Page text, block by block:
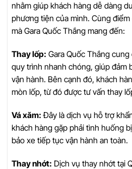
nhằm giúp khách hàng dễ dàng
phương tiện của mình. Cùng
mà Gara Quốc Thắng mang đến:
Thay lốp: Gara Quốc Thắng
quy trình nhanh chóng, giúp đảm
vận hành. Bên cạnh đó, khách
mòn lốp, từ đó được tư vấn thay
Vá xăm: Đây là dịch vụ hỗ trợ
khách hàng gặp phải tình huống
bảo xe tiếp tục vận hành an toàn.
Thay nhớt: Dịch vụ thay nhớt tại